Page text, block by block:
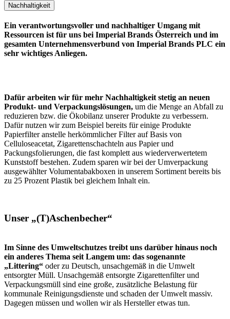
Nachhaltigkeit
Ein verantwortungsvoller und nachhaltiger Umgang mit
Ressourcen ist für uns bei Imperial Brands Österreich und im
gesamten Unternehmensverbund von Imperial Brands PLC ein
sehr wichtiges Anliegen.
Dafür arbeiten wir für mehr Nachhaltigkeit stetig an neuen
Produkt- und Verpackungslösungen, um die Menge an Abfall zu
reduzieren bzw. die Ökobilanz unserer Produkte zu verbessern.
Dafür nutzen wir zum Beispiel bereits für einige Produkte
Papierfilter anstelle herkömmlicher Filter auf Basis von
Celluloseacetat, Zigarettenschachteln aus Papier und
Packungsfolierungen, die fast komplett aus wiederverwertetem
Kunststoff bestehen. Zudem sparen wir bei der Umverpackung
ausgewählter Volumentabakboxen in unserem Sortiment bereits bis
zu 25 Prozent Plastik bei gleichem Inhalt ein.
Unser „(T)Aschenbecher“
Im Sinne des Umweltschutzes treibt uns darüber hinaus noch
ein anderes Thema seit Langem um: das sogenannte
„Littering“ oder zu Deutsch, unsachgemäß in die Umwelt
entsorgter Müll. Unsachgemäß entsorgte Zigarettenfilter und
Verpackungsmüll sind eine große, zusätzliche Belastung für
kommunale Reinigungsdienste und schaden der Umwelt massiv.
Dagegen müssen und wollen wir als Hersteller etwas tun.